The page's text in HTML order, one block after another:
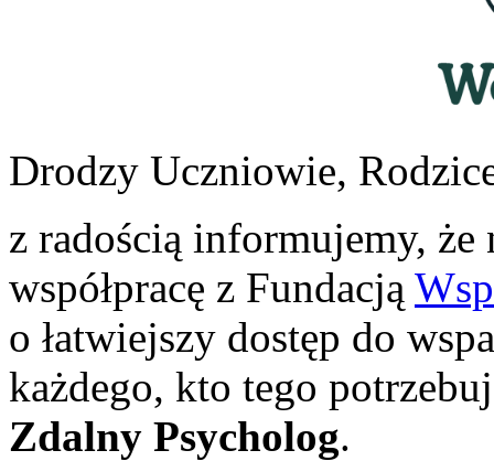
Drodzy Uczniowie,
z radością informujemy, że
współpracę z Fundacją
o łatwiejszy dostęp do
każdego, kto tego
Zdalny Psycholog.